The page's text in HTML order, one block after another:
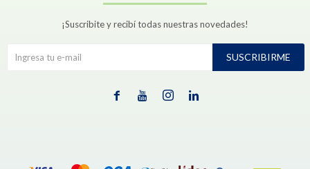
¡Suscribite y recibí todas nuestras novedades!
SUSCRIBIRME
   